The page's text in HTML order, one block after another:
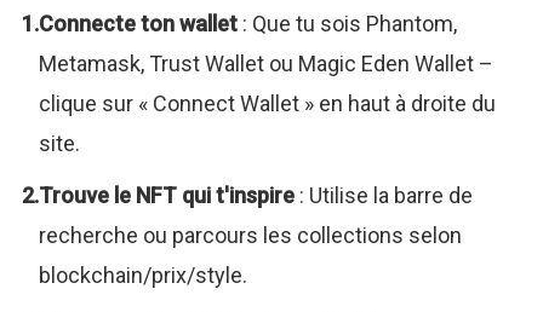
Connecte ton wallet: Que tu sois Phantom,
Metamask, Trust Wallet ou Magic Eden Wallet –
clique sur « Connect Wallet » en haut à droite du
site.
Trouve le NFT qui t'inspire: Utilise la barre de
recherche ou parcours les collections selon
blockchain/prix/style.